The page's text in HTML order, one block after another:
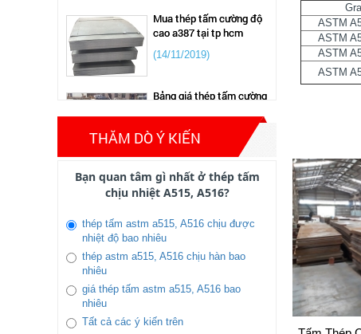
cao a387 tại tp hcm
(14/11/2019)
độ cao a572,sm490,q345
(14/11/2019)
Gía thép tấm, cán nguội
thép hình , thây đổi mạnh
năm 2020 khủng hoảng
do dịch covit 19
(31/10/2019)
Tiêu chuẩn thép không gỉ
mới nhất 2022
giá thép chịu nhiệt a515
THĂM DÒ Ý KIẾN
Bạn quan tâm gì nhất ở thép tấm
chịu nhiệt A515, A516?
thép tấm astm a515, A516 chịu được
nhiệt độ bao nhiêu
thép astm a515, A516 chịu hàn bao
nhiêu
giá thép tấm astm a515, A516 bao
nhiêu
Tất cả các ý kiến trên
ASTM
ASTM
ASTM
ASTM